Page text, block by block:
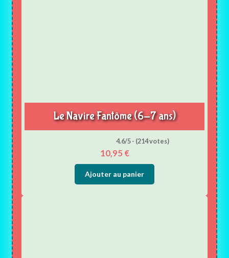
Le Navire Fantôme (6-7 ans)
4.6/5 - (214 votes)
10,95 €
Ajouter au panier